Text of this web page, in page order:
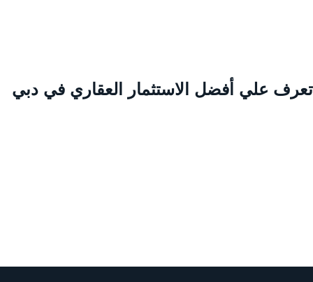
علي أفضل الاستثمار العقاري في دبي